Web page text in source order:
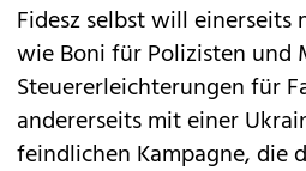
Fidesz selbst will einerseits
wie Boni für Polizisten und
Steuererleichterungen für
andererseits mit einer
feindlichen Kampagne, die